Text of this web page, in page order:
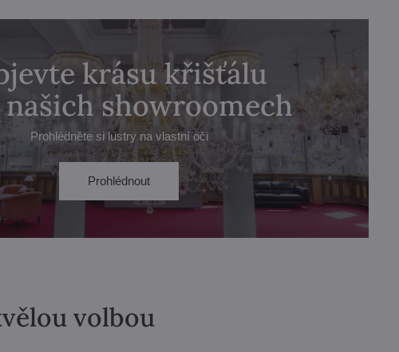
krásu křišťálu
našich showroomech
Prohlédněte si lustry na vlastní oči
Prohlédnout
volbou